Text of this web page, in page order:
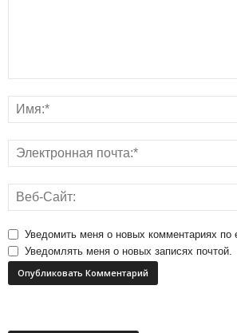
Уведомить меня о новых комментариях по
Уведомлять меня о новых записях почтой.